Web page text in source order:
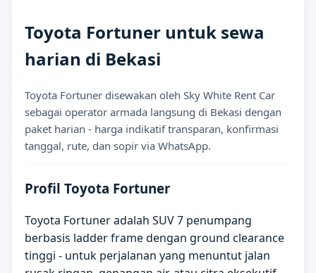
Toyota Fortuner untuk sewa
harian di Bekasi
Toyota Fortuner disewakan oleh Sky White Rent Car
sebagai operator armada langsung di Bekasi dengan
paket harian - harga indikatif transparan, konfirmasi
tanggal, rute, dan sopir via WhatsApp.
Profil Toyota Fortuner
Toyota Fortuner adalah SUV 7 penumpang
berbasis ladder frame dengan ground clearance
tinggi - untuk perjalanan yang menuntut jalan